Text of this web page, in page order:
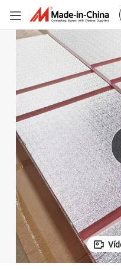
Placa Fenólica de Alumínio